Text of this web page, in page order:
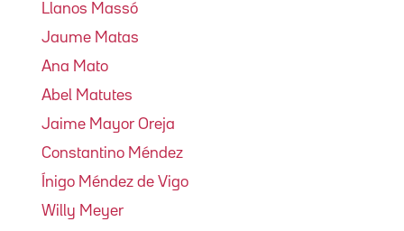
Llanos Massó
Jaume Matas
Ana Mato
Abel Matutes
Jaime Mayor Oreja
Constantino Méndez
Ínigo Méndez de Vigo
Willy Meyer